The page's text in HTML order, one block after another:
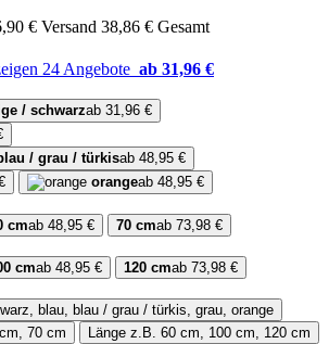
€ Versand 38,86 € Gesamt
24 Angebote ab 31,96 €
/ schwarzab 31,96 €
/ grau / türkisab 48,95 €
orangeab 48,95 €
cmab 48,95 € 70 cmab 73,98 €
cmab 48,95 € 120 cmab 73,98 €
blau, blau / grau / türkis, grau, orange
70 cm Länge z.B. 60 cm, 100 cm, 120 cm